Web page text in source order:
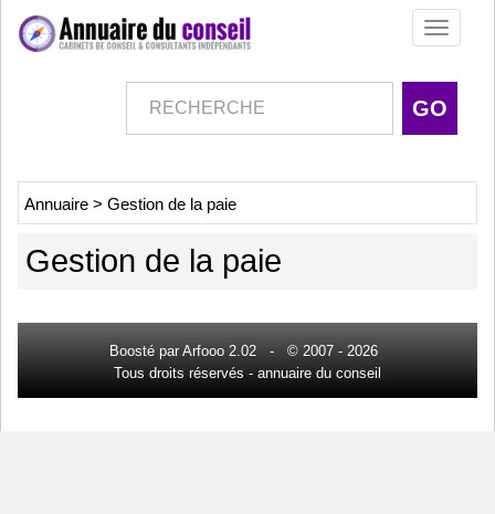
Toggle
Annuaire > Gestion de la paie
Gestion de la paie
Boosté par Arfooo 2.02 - © 2007 - 2026
Tous droits réservés - annuaire du conseil